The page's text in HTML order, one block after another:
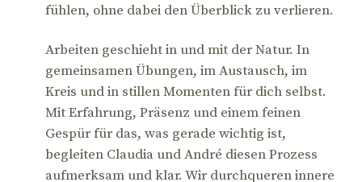
fühlen, ohne dabei den Überblick zu verlieren.
Arbeiten geschieht in und mit der Natur. In
gemeinsamen Übungen, im Austausch, im
Kreis und in stillen Momenten für dich selbst.
Mit Erfahrung, Präsenz und einem feinen
Gespür für das, was gerade wichtig ist,
begleiten Claudia und André diesen Prozess
aufmerksam und klar. Wir durchqueren innere